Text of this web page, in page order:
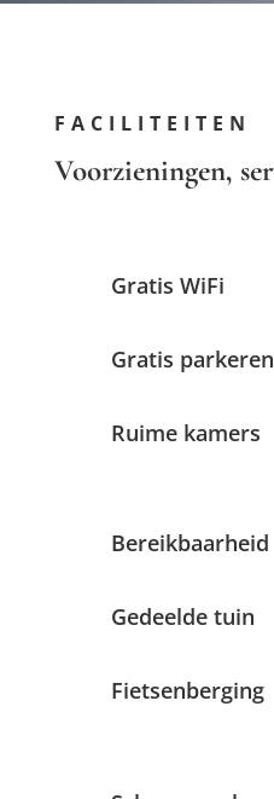
FACILITEITEN
Voorzieningen,
Gratis WiFi
Gratis parkeren
Ruime kamers
Bereikbaarheid
Gedeelde tuin
Fietsenberging